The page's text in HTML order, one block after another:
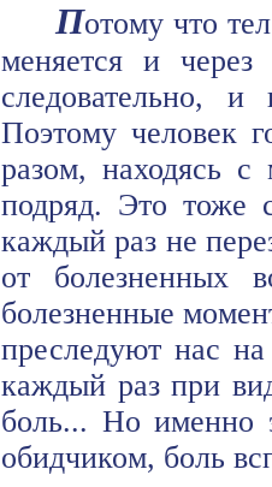
Потому что
меняется и
следовательно,
Поэтому человек
разом, находясь с
подряд. Это тоже
каждый раз не
от болезненных
болезненные
преследуют нас
каждый раз при
боль... Но именно
обидчиком, боль